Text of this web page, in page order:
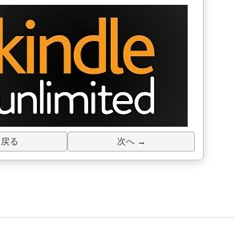
る 次へ →